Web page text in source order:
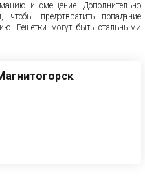
и смещение. Дополнительно
чтобы предотвратить попадание
Решетки могут быть стальными